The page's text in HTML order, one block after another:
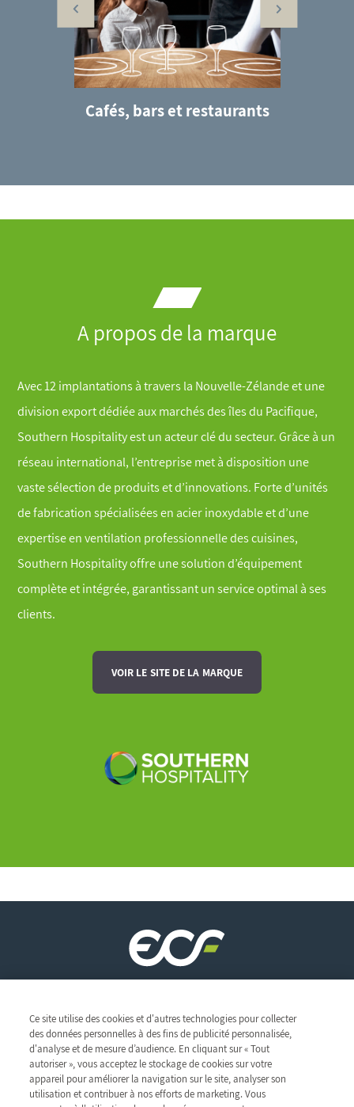
Cafés, bars et restaurants
A propos de la marque
Avec 12 implantations à travers la Nouvelle-Zélande et une
division export dédiée aux marchés des îles du Pacifique,
Southern Hospitality est un acteur clé du secteur. Grâce à un
réseau international, l’entreprise met à disposition une
vaste sélection de produits et d’innovations. Forte d’unités
de fabrication spécialisées en acier inoxydable et d’une
expertise en ventilation professionnelle des cuisines,
Southern Hospitality offre une solution d’équipement
complète et intégrée, garantissant un service optimal à ses
clients.
VOIR LE SITE DE LA MARQUE
Siège social
ZAC des Radars
1 & 3, rue René Clair
91350 Grigny - France
TEL : 01 69 02 57 00
FAX : 01 69 02 57 20
Le groupe
Ce qui nous anime
Notre réseau
Découvrir le groupe
Ethique et Vigilance
Métiers
Ce site utilise des cookies et d'autres technologies pour collecter
des données personnelles à des fins de publicité personnalisée,
d'analyse et de mesure d’audience. En cliquant sur « Tout
autoriser », vous acceptez le stockage de cookies sur votre
appareil pour améliorer la navigation sur le site, analyser son
utilisation et contribuer à nos efforts de marketing. Vous